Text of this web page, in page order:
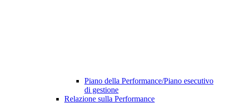
Piano della Performance/Piano esecutivo
di gestione
Relazione sulla Performance